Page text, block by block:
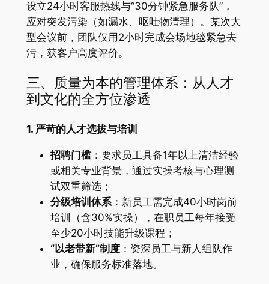
设立24小时客服热线与“30分钟紧急服务队”，
应对突发污染（如漏水、呕吐物清理）。某次大
型会议前，团队仅用2小时完成会场地毯紧急去
污，获客户高度评价。
三、质量为本的管理体系：从人才
到文化的全方位渗透
1. 严苛的人才选拔与培训
招聘门槛：要求员工具备1年以上清洁经验
或相关专业背景，通过实操考核与心理测
试双重筛选；
分级培训体系：新员工需完成40小时岗前
培训（含30%实操），在职员工每年接受
至少20小时技能升级课程；
“以老带新”制度：资深员工与新人组队作
业，确保服务标准落地。